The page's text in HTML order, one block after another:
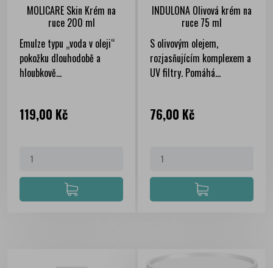
MOLICARE Skin Krém na
ruce 200 ml
Emulze typu „voda v oleji“
pokožku dlouhodobě a
hloubkově...
Cena
119,00 Kč
INDULONA Olivová krém na
ruce 75 ml
S olivovým olejem,
rozjasňujícím komplexem a
UV filtry. Pomáhá...
Cena
76,00 Kč